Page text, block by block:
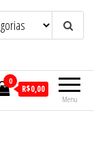
Menu
0
R$0,00